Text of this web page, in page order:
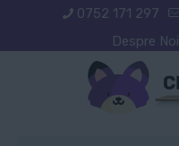
0752 171 297
Despre Noi